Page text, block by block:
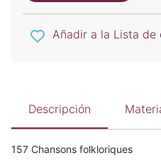
Añadir a la Lista de
Descripción
157 Chansons folkloriques